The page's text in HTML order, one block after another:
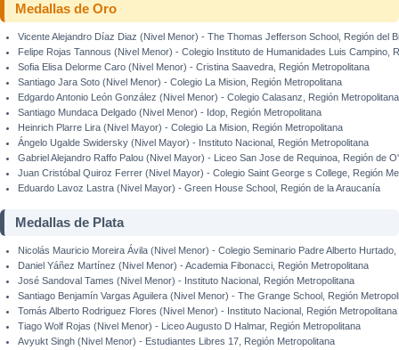
Medallas de Oro
Vicente Alejandro Díaz Diaz (Nivel Menor) - The Thomas Jefferson School, Región del
Felipe Rojas Tannous (Nivel Menor) - Colegio Instituto de Humanidades Luis Campino,
Sofia Elisa Delorme Caro (Nivel Menor) - Cristina Saavedra, Región Metropolitana
Santiago Jara Soto (Nivel Menor) - Colegio La Mision, Región Metropolitana
Edgardo Antonio León González (Nivel Menor) - Colegio Calasanz, Región Metropolitana
Santiago Mundaca Delgado (Nivel Menor) - Idop, Región Metropolitana
Heinrich Plarre Lira (Nivel Mayor) - Colegio La Mision, Región Metropolitana
Ángelo Ugalde Swidersky (Nivel Mayor) - Instituto Nacional, Región Metropolitana
Gabriel Alejandro Raffo Palou (Nivel Mayor) - Liceo San Jose de Requinoa, Región de
Juan Cristóbal Quiroz Ferrer (Nivel Mayor) - Colegio Saint George s College, Región
Eduardo Lavoz Lastra (Nivel Mayor) - Green House School, Región de la Araucanía
Medallas de Plata
Nicolás Mauricio Moreira Ávila (Nivel Menor) - Colegio Seminario Padre Alberto
Daniel Yáñez Martínez (Nivel Menor) - Academia Fibonacci, Región Metropolitana
José Sandoval Tames (Nivel Menor) - Instituto Nacional, Región Metropolitana
Santiago Benjamín Vargas Aguilera (Nivel Menor) - The Grange School, Región
Tomás Alberto Rodriguez Flores (Nivel Menor) - Instituto Nacional, Región Metropolitana
Tiago Wolf Rojas (Nivel Menor) - Liceo Augusto D Halmar, Región Metropolitana
Avyukt Singh (Nivel Menor) - Estudiantes Libres 17, Región Metropolitana